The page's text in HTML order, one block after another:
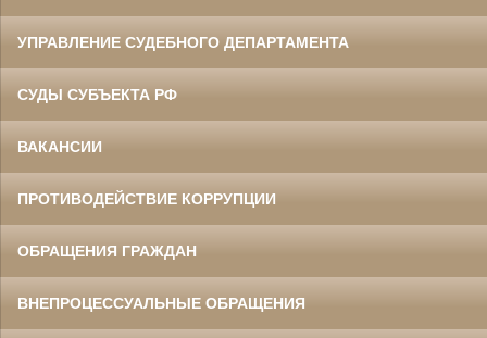
УПРАВЛЕНИЕ СУДЕБНОГО ДЕПАРТАМЕНТА
СУДЫ СУБЪЕКТА РФ
ВАКАНСИИ
ПРОТИВОДЕЙСТВИЕ КОРРУПЦИИ
ОБРАЩЕНИЯ ГРАЖДАН
ВНЕПРОЦЕССУАЛЬНЫЕ ОБРАЩЕНИЯ